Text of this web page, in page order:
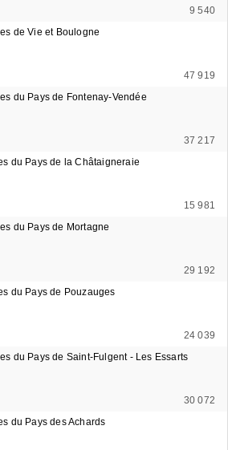
9 540
de Vie et Boulogne
47 919
du Pays de Fontenay-Vendée
37 217
du Pays de la Châtaigneraie
15 981
du Pays de Mortagne
29 192
du Pays de Pouzauges
24 039
du Pays de Saint-Fulgent - Les Essarts
30 072
du Pays des Achards